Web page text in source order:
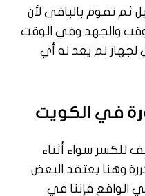
ثم نقوم بالباقي لأن
والجهد وفي الوقت
لم يعد له أي
في الكويت
للكسر سواء أثناء
وهنا يعتقد البعض
الواقع فإننا في